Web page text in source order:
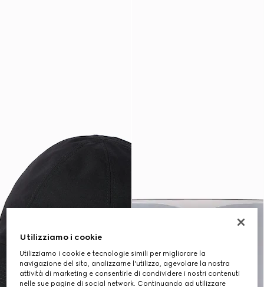
Utilizziamo i cookie
Utilizziamo i cookie e tecnologie simili per migliorare la
navigazione del sito, analizzarne l'utilizzo, agevolare la nostra
attività di marketing e consentirle di condividere i nostri contenuti
nelle sue pagine di social network. Continuando ad utilizzare